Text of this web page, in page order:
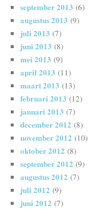
september 2013 (6)
augustus 2013 (9)
juli 2013 (7)
juni 2013 (8)
mei 2013 (9)
april 2013 (11)
maart 2013 (13)
februari 2013 (12)
januari 2013 (7)
december 2012 (8)
november 2012 (10)
oktober 2012 (8)
september 2012 (9)
augustus 2012 (7)
juli 2012 (9)
juni 2012 (7)